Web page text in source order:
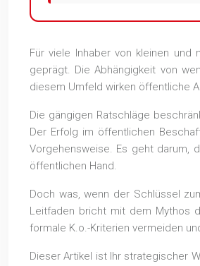
Für viele Inhaber von kleinen
geprägt. Die Abhängigkeit von
diesem Umfeld wirken öffentliche
Die gängigen Ratschläge
Der Erfolg im öffentlichen
Vorgehensweise. Es geht darum,
öffentlichen Hand.
Doch was, wenn der Schlüssel
Leitfaden bricht mit dem Mythos
formale K.o.-Kriterien vermeiden
Dieser Artikel ist Ihr strategischer